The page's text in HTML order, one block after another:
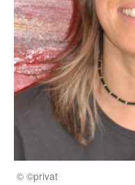
© ©privat